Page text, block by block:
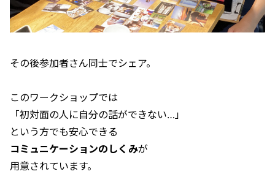
その後参加者さん同士でシェア。
このワークショップでは
「初対面の人に自分の話ができない…」
という方でも安心できる
コミュニケーションのしくみが
用意されています。